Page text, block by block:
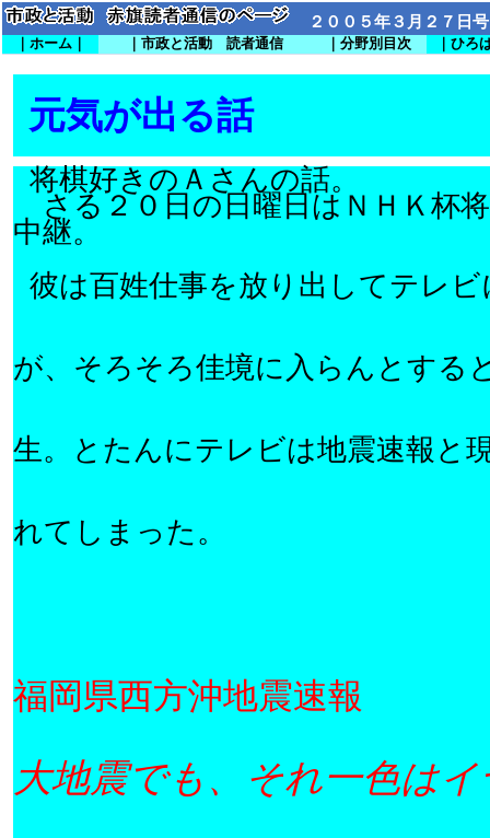
２００５年３月２７日号
｜ホーム｜ ｜市政と活動 読者通信 ｜分野別目次 ｜ひろ
元気が出る話
将棋好きの Ａ さんの話。
さる２０日の日曜日は ＮＨＫ 杯
中継。
彼は百姓仕事を放り出してテレ
が、そろそろ佳境に入らんとする
生。とたんにテレビは地震速報と
れてしまった。
福岡県西方沖地震速報
大地震でも、それ一色はイ